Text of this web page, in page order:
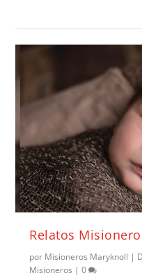
Relatos
por Misioneros Maryknoll |
Misioneros |0